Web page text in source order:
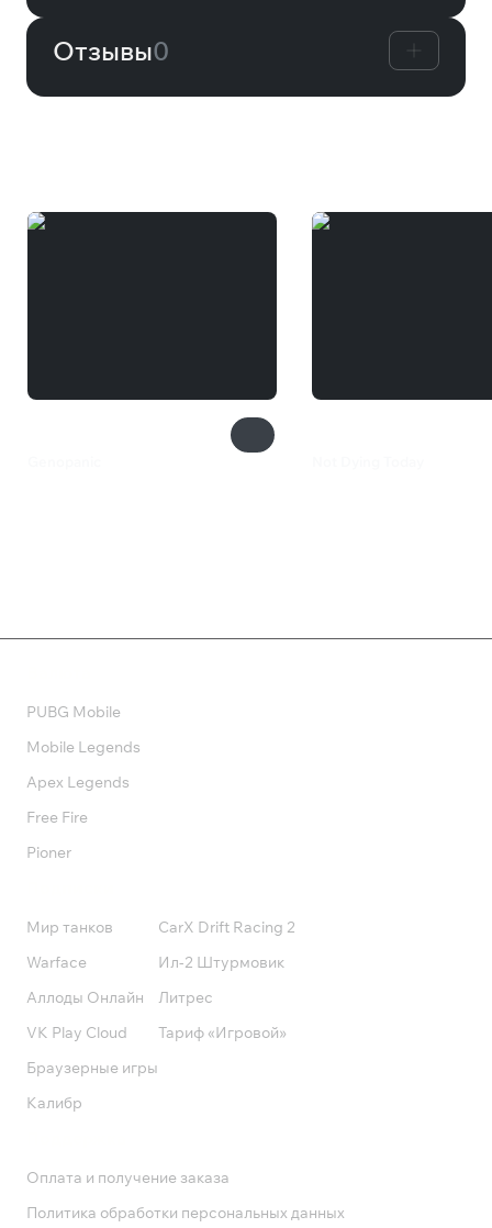
Отзывы0
PUBG Mobile
Mobile Legends
Apex Legends
Free Fire
Pioner
Мир танков
Warface
Аллоды Онлайн
VK Play Cloud
Браузерные игры
Калибр
CarX Drift Racing 2
Ил-2 Штурмовик
Литрес
Тариф «Игровой»
Оплата и получение заказа
Политика обработки персональных данных